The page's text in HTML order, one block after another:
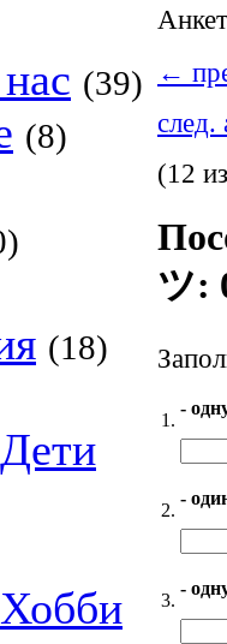
(39)
(8)
(18)
←
след.
(12
ツ:
1.
-
2.
-
3.
-